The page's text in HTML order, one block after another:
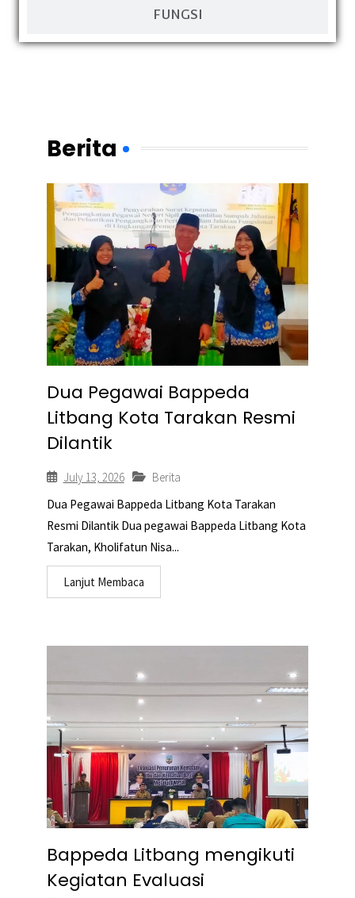
FUNGSI
Berita
Dua Pegawai Bappeda
Litbang Kota Tarakan Resmi
Dilantik
July 13, 2026
Berita
Dua Pegawai Bappeda Litbang Kota Tarakan
Resmi Dilantik Dua pegawai Bappeda Litbang Kota
Tarakan, Kholifatun Nisa...
Lanjut Membaca
Bappeda Litbang mengikuti
Kegiatan Evaluasi